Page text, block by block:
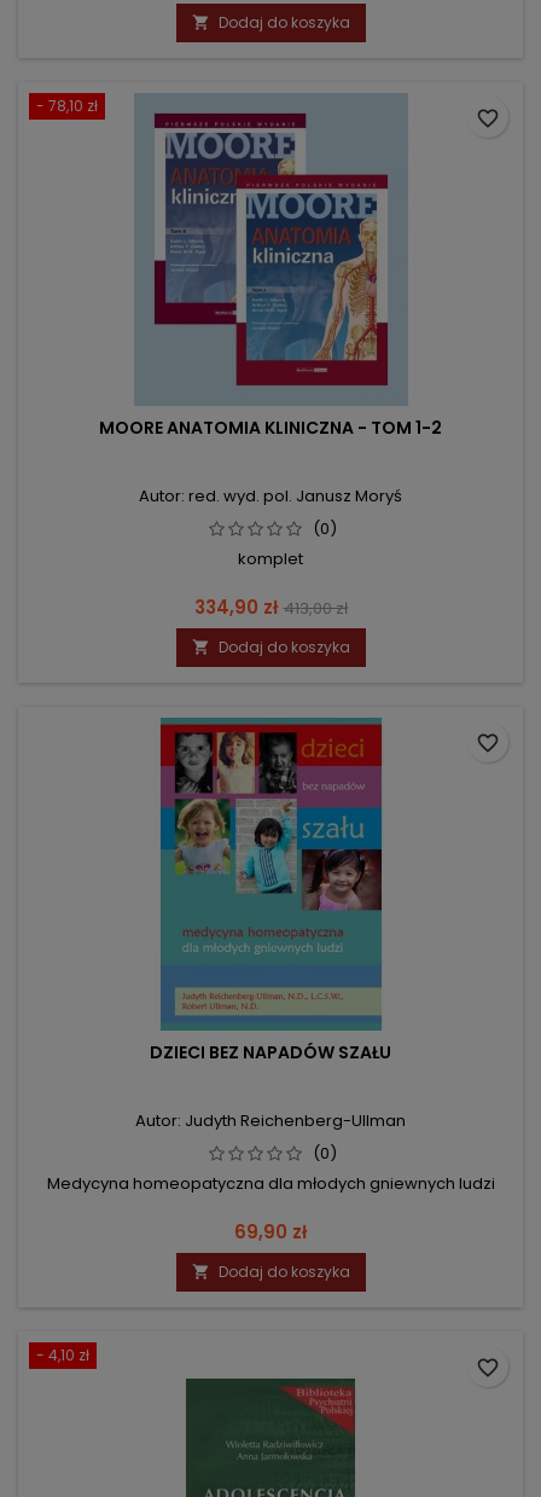
 Dodaj do koszyka
- 78,10 zł
MOORE ANATOMIA KLINICZNA - TOM 1-2
Autor: red. wyd. pol. Janusz Moryś
(0)
komplet
Cena
334,90 zł Cena
podstawowa
413,00 zł
 Dodaj do koszyka
favorite_border
DZIECI BEZ NAPADÓW SZAŁU
Autor: Judyth Reichenberg-Ullman
(0)
Medycyna homeopatyczna dla młodych gniewnych ludzi
Cena
69,90 zł
 Dodaj do koszyka
favorite_border
- 4,10 zł
favorite_border